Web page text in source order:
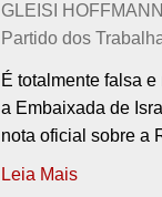
GLEISI
Partido dos
É totalmente falsa
a Embaixada de
nota oficial sobre a
Leia Mais